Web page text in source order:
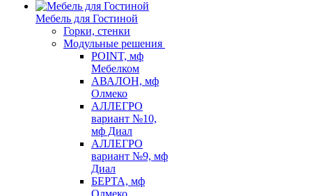
Мебель для Гостиной
Горки, стенки
Модульные решения
POINT, мф
Мебелком
АВАЛОН, мф
Олмеко
АЛЛЕГРО
вариант №10,
мф Диал
АЛЛЕГРО
вариант №9, мф
Диал
БЕРТА, мф
Олмеко